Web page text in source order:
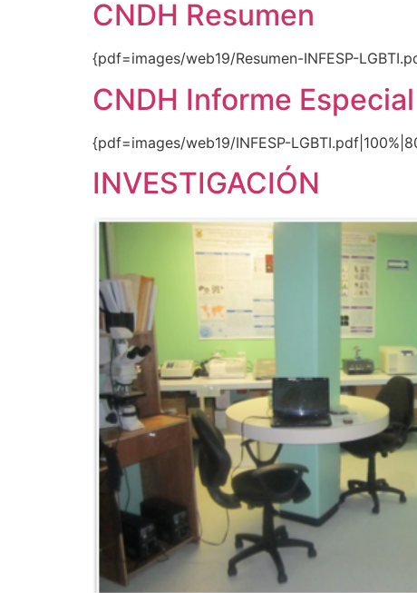
CNDH Resumen
{pdf=images/web19/Resumen-INFESP-
CNDH Informe Especial
{pdf=images/web19/INFESP-
INVESTIGACIÓN